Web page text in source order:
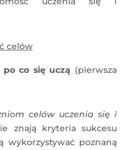
celów
co się uczą (pierwsza
celów uczenia się i
znają kryteria sukcesu
wykorzystywać poznaną